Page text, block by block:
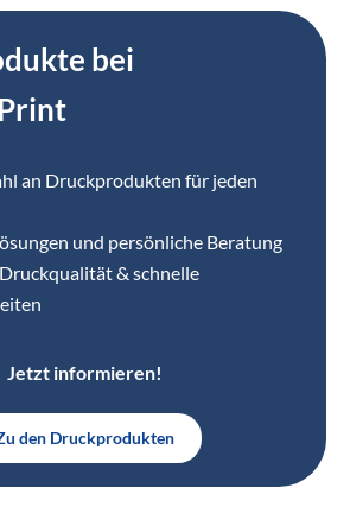
bei
an Druckprodukten für jeden
und persönliche Beratung
& schnelle
Jetzt informieren!
den Druckprodukten